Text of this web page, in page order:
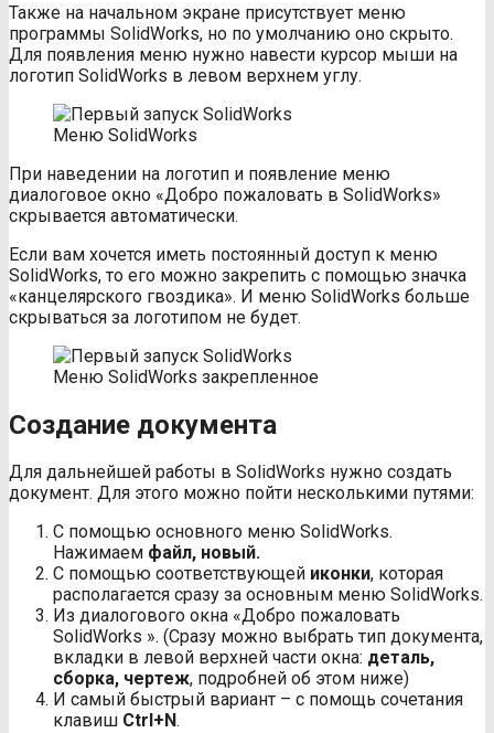
Также на начальном экране присутствует меню
программы SolidWorks, но по умолчанию оно скрыто.
Для появления меню нужно навести курсор мыши на
логотип SolidWorks в левом верхнем углу.
Меню SolidWorks
При наведении на логотип и появление меню
диалоговое окно «Добро пожаловать в SolidWorks»
скрывается автоматически.
Если вам хочется иметь постоянный доступ к меню
SolidWorks, то его можно закрепить с помощью значка
«канцелярского гвоздика». И меню SolidWorks больше
скрываться за логотипом не будет.
Меню SolidWorks закрепленное
Создание документа
Для дальнейшей работы в SolidWorks нужно создать
документ. Для этого можно пойти несколькими путями:
С помощью основного меню SolidWorks.
Нажимаем файл, новый.
С помощью соответствующей иконки, которая
располагается сразу за основным меню SolidWorks.
Из диалогового окна «Добро пожаловать
SolidWorks ». (Сразу можно выбрать тип документа,
вкладки в левой верхней части окна: деталь,
сборка, чертеж, подробней об этом ниже)
И самый быстрый вариант – с помощь сочетания
клавиш Ctrl+N.